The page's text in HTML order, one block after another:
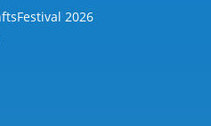
2026